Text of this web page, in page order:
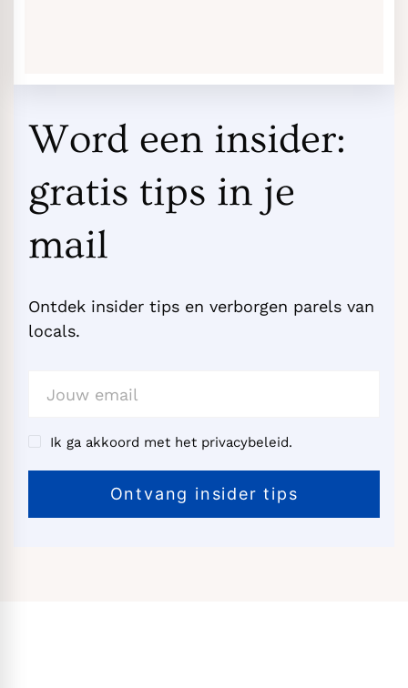
Word een insider:
gratis tips in je
mail
Ontdek insider tips en verborgen parels van
locals.
Ik ga akkoord met het privacybeleid.